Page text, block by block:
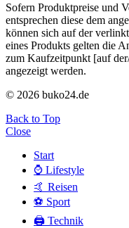
Sofern Produktpreise und
entsprechen diese dem
können sich auf der
eines Produkts gelten die
zum Kaufzeitpunkt [auf
angezeigt werden.
© 2026 buko24.de
Back to Top
Close
Start
⌚️ Lifestyle
🤙 Reisen
⚽️ Sport
🖨️ Technik